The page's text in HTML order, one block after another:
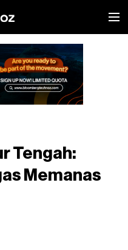
Tengah:
Memanas